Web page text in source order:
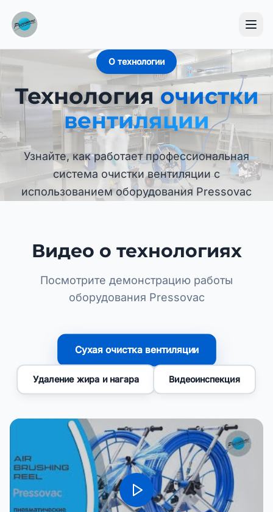
О технологии
Технологияочистки
вентиляции
Узнайте, как работает профессиональная
система очистки вентиляции с
использованием оборудования Pressovac
Видео о технологиях
Посмотрите демонстрацию работы
оборудования Pressovac
Сухая очистка вентиляции
Удаление жира и нагара Видеоинспекция